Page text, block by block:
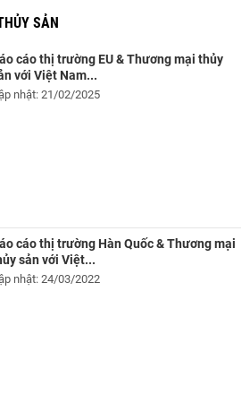
SẢN
cáo thị trường EU & Thương mại thủy
với Việt Nam...
nhật: 21/02/2025
cáo thị trường Hàn Quốc & Thương mại
sản với Việt...
nhật: 24/03/2022